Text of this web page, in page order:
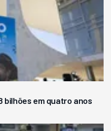
bilhões em quatro anos